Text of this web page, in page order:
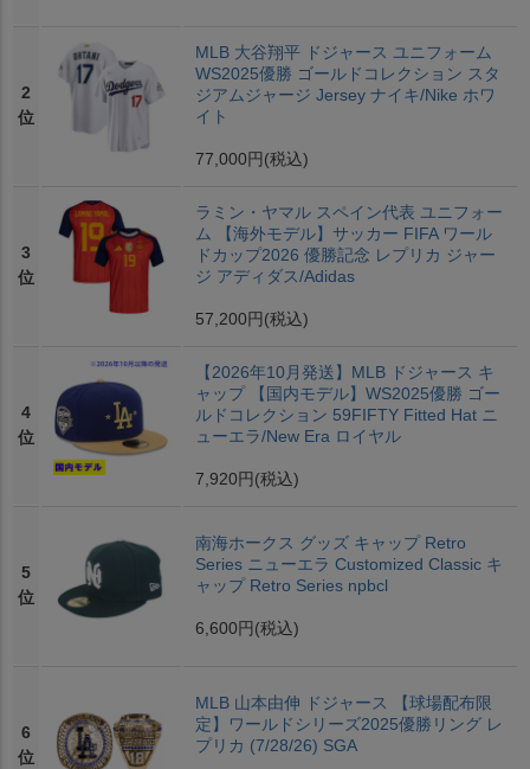
2
位
MLB 大谷翔平 ドジャース ユニフォーム
WS2025優勝 ゴールドコレクション スタ
ジアムジャージ Jersey ナイキ/Nike ホワ
イト
77,000円 (税込)
3
位
ラミン・ヤマル スペイン代表 ユニフォー
ム 【海外モデル】サッカー FIFA ワール
ドカップ2026 優勝記念 レプリカ ジャー
ジ アディダス/Adidas
57,200円 (税込)
4
位
【2026年10月発送】MLB ドジャース キ
ャップ 【国内モデル】WS2025優勝 ゴー
ルドコレクション 59FIFTY Fitted Hat ニ
ューエラ/New Era ロイヤル
7,920円 (税込)
5
位
南海ホークス グッズ キャップ Retro
Series ニューエラ Customized Classic キ
ャップ Retro Series npbcl
6,600円 (税込)
6
位
MLB 山本由伸 ドジャース 【球場配布限
定】ワールドシリーズ2025優勝リング レ
プリカ (7/28/26) SGA